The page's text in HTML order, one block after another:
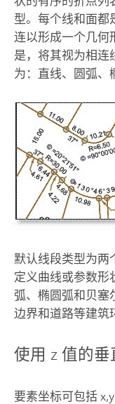
型。每个线和面都
连以形成一个几何
是，将其视为相连
为：直线、圆弧、
默认线段类型为两
定义曲线或参数形
弧、椭圆弧和贝塞
边界和道路等建筑
使用 z 值的
要素坐标可包括